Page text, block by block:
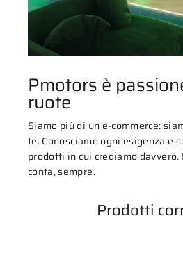
Pmotors è
ruote
Siamo più di un e-commerce:
te. Conosciamo ogni esigenza e
prodotti in cui crediamo
conta, sempre.
Prodotti